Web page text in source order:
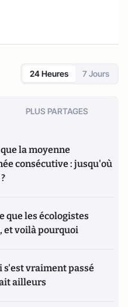
24 Heures 7 Jours
PLUS PARTAGES
la moyenne
consécutive : jusqu'où
que les écologistes
et voilà pourquoi
s'est vraiment passé
ailleurs